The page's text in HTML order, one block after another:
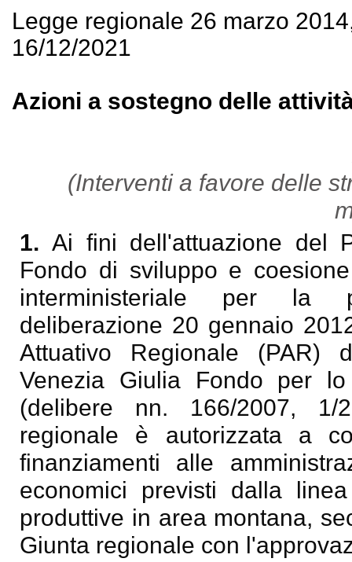
Legge regionale 26 marzo
16/12/2021
Azioni a sostegno delle
(Interventi a favore delle
1.Ai fini dell'attuazione del
Fondo di sviluppo e
interministeriale per la
deliberazione 20 gennaio
Attuativo Regionale (PAR)
Venezia Giulia Fondo per
(delibere nn. 166/2007, 1/
regionale è autorizzata a
finanziamenti alle
economici previsti dalla
produttive in area montana,
Giunta regionale con